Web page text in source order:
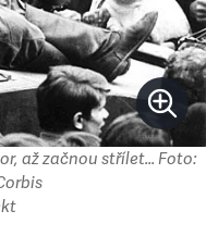
až začnou střílet... Foto: